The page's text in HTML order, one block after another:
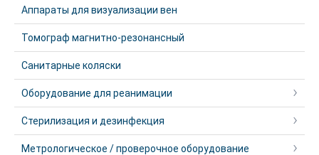
Аппараты для визуализации вен
Томограф магнитно-резонансный
Санитарные коляски
Оборудование для реанимации
Стерилизация и дезинфекция
Метрологическое / проверочное оборудование